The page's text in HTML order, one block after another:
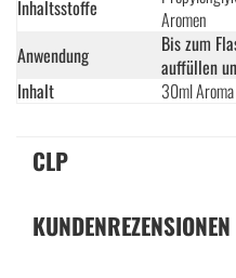
Inhaltsstoffe
Aromen
Anwendung
Bis zum
auffüllen
Inhalt
30ml
CLP
KUNDENREZENSIONEN